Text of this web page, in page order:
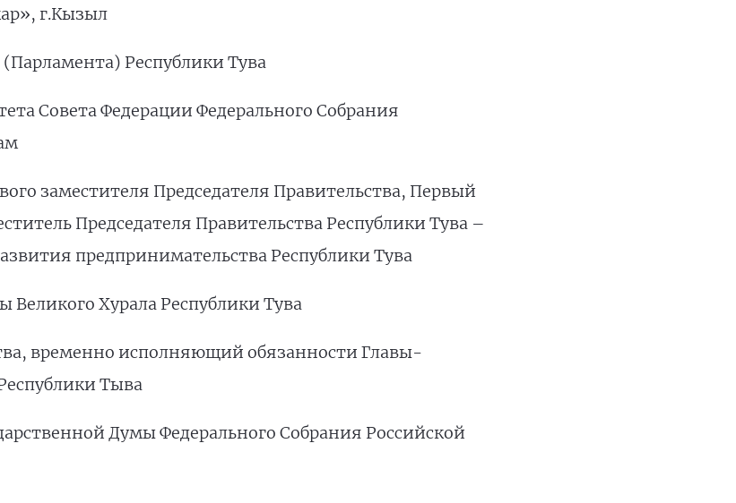
г.Кызыл
(Парламента) Республики Тува
Совета Федерации Федерального Собрания
заместителя Председателя Правительства, Первый
Председателя Правительства Республики Тува –
предпринимательства Республики Тува
Великого Хурала Республики Тува
временно исполняющий обязанности Главы-
Тыва
Думы Федерального Собрания Российской